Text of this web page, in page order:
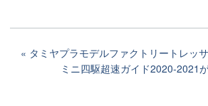
タミヤプラモデルファクトリートレッ
ミニ四駆超速ガイド2020-2021